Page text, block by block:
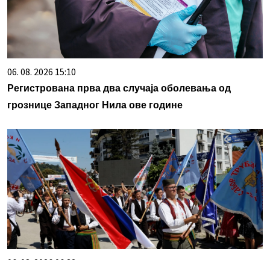
06. 08. 2026 15:10
Регистрована прва два случаја оболевања од
грознице Западног Нила ове године